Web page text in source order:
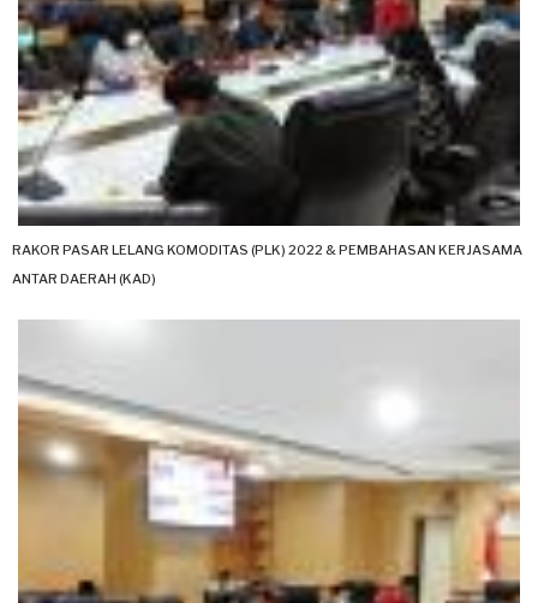
RAKOR PASAR LELANG KOMODITAS (PLK) 2022 & PEMBAHASAN KERJASAMA
ANTAR DAERAH (KAD)